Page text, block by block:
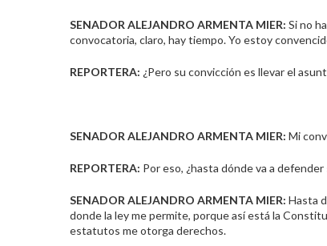
SENADOR ALEJANDRO ARMENTA MIER: Si no
convocatoria, claro, hay tiempo. Yo estoy
REPORTERA: ¿Pero su convicción es llevar el
SENADOR ALEJANDRO ARMENTA MIER: Mi
REPORTERA: Por eso, ¿hasta dónde va a defender
SENADOR ALEJANDRO ARMENTA MIER: Hasta
donde la ley me permite, porque así está la
estatutos me otorga derechos.